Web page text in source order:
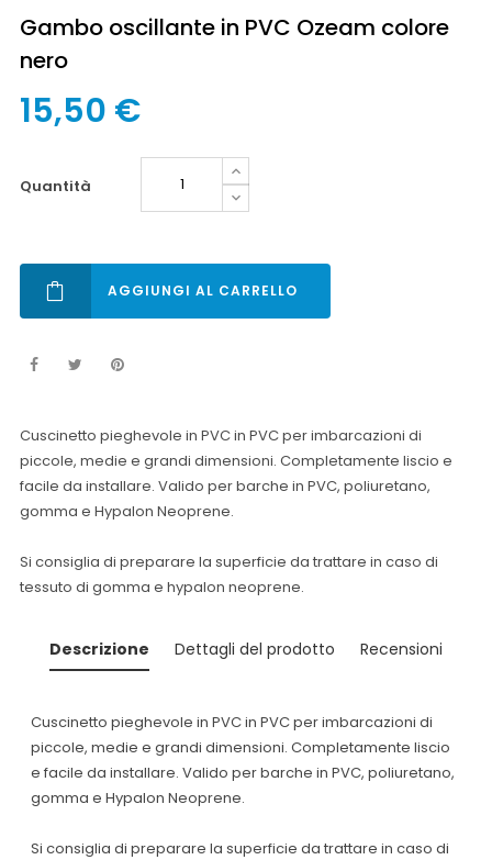
Gambo oscillante in PVC Ozeam colore
nero
15,50 €
quantità
AGGIUNGI AL CARRELLO
Cuscinetto pieghevole in PVC in PVC per imbarcazioni di
piccole, medie e grandi dimensioni. Completamente liscio e
facile da installare. Valido per barche in PVC, poliuretano,
gomma e Hypalon Neoprene.
Si consiglia di preparare la superficie da trattare in caso di
tessuto di gomma e hypalon neoprene.
Descrizione Dettagli del prodotto Recensioni
Cuscinetto pieghevole in PVC in PVC per imbarcazioni di
piccole, medie e grandi dimensioni. Completamente liscio
e facile da installare. Valido per barche in PVC, poliuretano,
gomma e Hypalon Neoprene.
Si consiglia di preparare la superficie da trattare in caso di